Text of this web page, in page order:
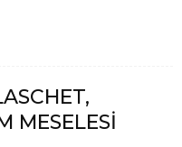
MESELESİ